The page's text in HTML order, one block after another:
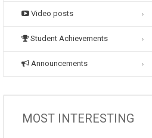
Video posts
Student Achievements
Announcements
MOST INTERESTING